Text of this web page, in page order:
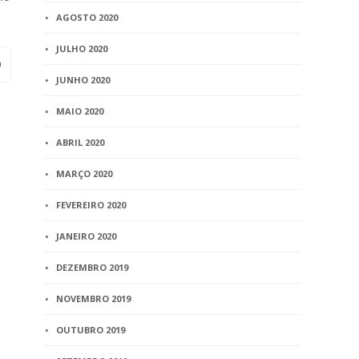
AGOSTO 2020
JULHO 2020
JUNHO 2020
MAIO 2020
ABRIL 2020
MARÇO 2020
FEVEREIRO 2020
JANEIRO 2020
DEZEMBRO 2019
NOVEMBRO 2019
OUTUBRO 2019